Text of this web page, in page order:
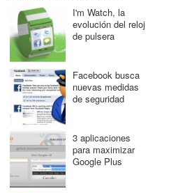
I'm Watch, la
evolución del reloj
de pulsera
Facebook busca
nuevas medidas
de seguridad
3 aplicaciones
para maximizar
Google Plus